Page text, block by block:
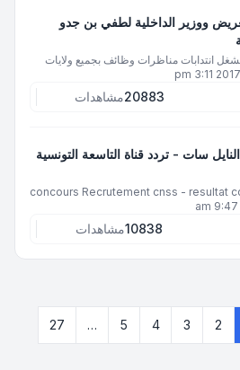
ووزير الداخلية لطفي بن جدو
انتدابات مناظرات وظائف بجميع ولايات
20883مشاهدات
على النايل سات - تردد قناة التاسعة التونسية
concours Recrutement cnss - resultat
10838مشاهدات
27
2
3
4
5
…
27